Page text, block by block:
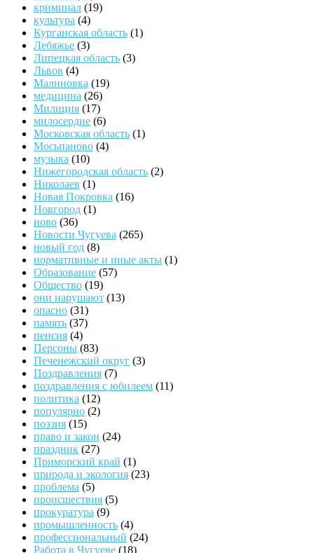
криминал (19)
культура (4)
Курганская область (1)
Лебяжье (3)
Липецкая область (3)
Львов (4)
Малиновка (19)
медицина (26)
Милиция (17)
милосердие (6)
Московская область (1)
Мосьпаново (4)
музыка (10)
Нижегородская область (2)
Николаев (1)
Новая Покровка (16)
Новгород (1)
ново (36)
Новости Чугуева (265)
новый год (8)
нормативные и иные акты (1)
Образование (57)
Общество (19)
они нарушают (13)
опасно (31)
память (37)
пенсия (4)
Персоны (83)
Печенежский округ (3)
Поздравления (7)
поздравления с юбилеем (11)
политика (12)
популярно (2)
поэзия (15)
право и закон (24)
праздник (27)
Приморский край (1)
природа и экология (23)
проблема (5)
происшествия (5)
прокуратура (9)
промышленность (4)
профессиональный (24)
Работа в Чугуеве (18)